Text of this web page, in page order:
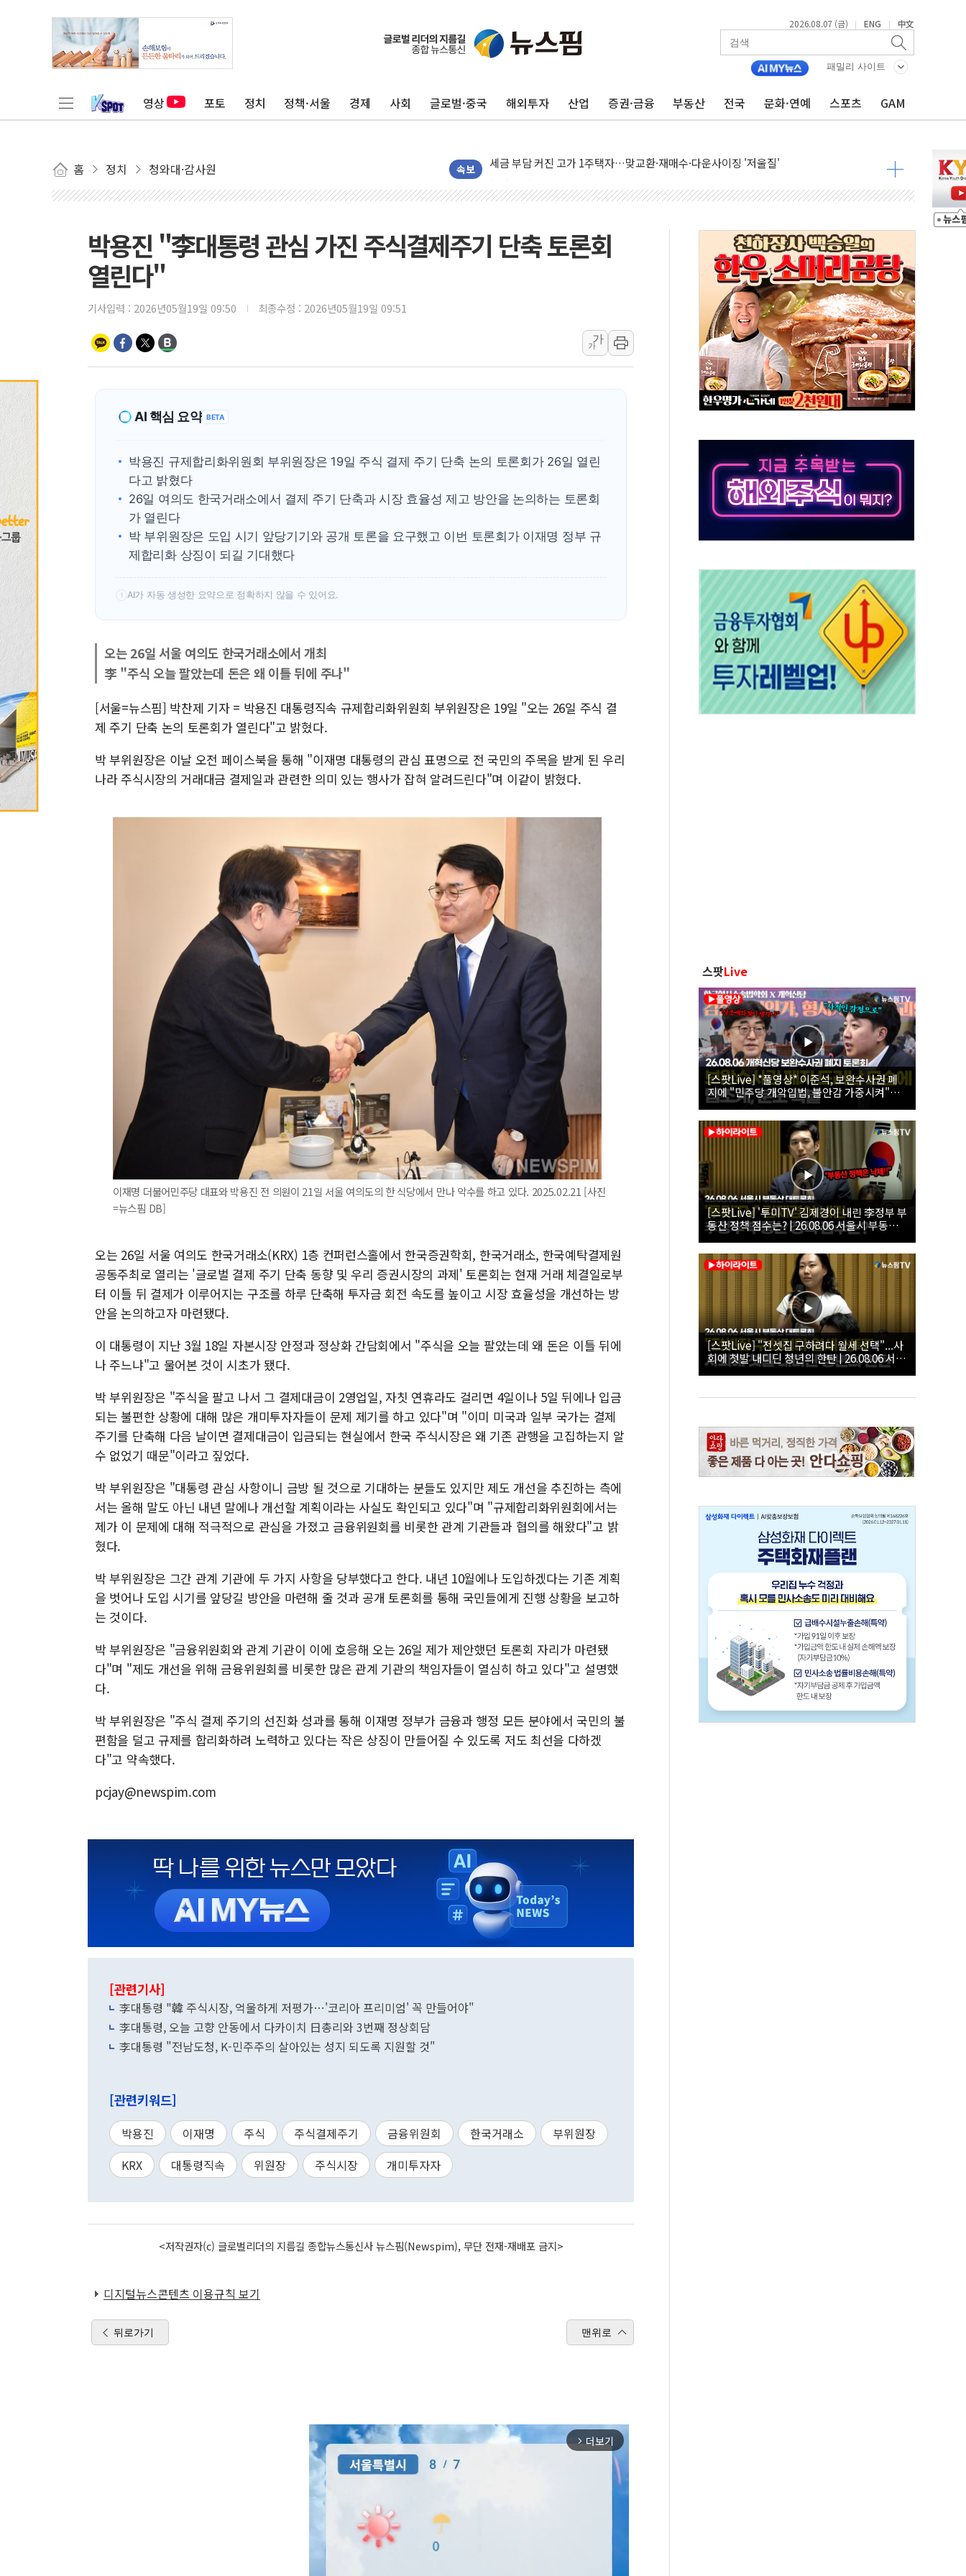
2026.08.07 (금) | ENG | 中文
패밀리 사이트
영상 포토 정치 정책·서울 경제 사회 글로벌·중국 해외투자 산업 증권·금융 부동산 전국 문화·연예 스포츠 GAM
홈 정치 청와대·감사원 속보
트럼프, '원정출산 시민권 차단' 행정명령 서명…출생시민권 제한 재시동
현대리바트, 원가 개선으로 실적 방어…다음 과제는 '외형 확대'
"세금 부담 덜자"…비거주 1주택자 귀환 조짐에 전월세시장 '긴장'
[금/유가] 이란의 호르무즈 해협 통항 제한 검토에 유가 3% 급등…금값 보합
뉴욕증시, 유가·금리 부담에 하락…다우 5거래일 랠리 '마침표'
[민주 당권주자 일정] 송영길·정청래·김민석 후보 - 8월 7일
李대통령, 오늘 부동산 정책 점검 2차 회의…주택 공급 대책 막바지 조율할 듯
[오늘의 국회일정] 상임위·세미나·기자회견·주요 정당 - 8월 7일
이란, 美·이스라엘 선박 호르무즈 통항 제한 추진…美 "통행 막을 권한 없어"
유럽증시, 견조한 실적 소화하며 대부분 상승… "2분기 기업 순이익 21% 증가" 전망
리투아니아 국방 "러, 우크라 드론으로 나토 회원국 공격 검토… 거짓 깃발 작전"
구광모, 내주 실리콘밸리서 젠슨 황 재회…로봇·AI 데이터센터·모빌리티 구체화
뉴욕증시 개장 전 특징주...모더나·아이온큐·도어대시↑ VS 샌디스크·피그마·앱러빈↓
청와대, 북한 단거리 탄도미사일 발사에 긴급 안보 점검회의
박용진 "李대통령 관심 가진 주식결제주기 단축 토론회
열린다"
기사입력 : 2026년05월19일 09:50 최종수정 : 2026년05월19일 09:51
가
가
AI 핵심 요약 BETA
박용진 규제합리화위원회 부위원장은 19일 주식 결제 주기 단축 논의 토론회가 26일 열린
다고 밝혔다
26일 여의도 한국거래소에서 결제 주기 단축과 시장 효율성 제고 방안을 논의하는 토론회
가 열린다
박 부위원장은 도입 시기 앞당기기와 공개 토론을 요구했고 이번 토론회가 이재명 정부 규
제합리화 상징이 되길 기대했다
! AI가 자동 생성한 요약으로 정확하지 않을 수 있어요.
오는 26일 서울 여의도 한국거래소에서 개최
李 "주식 오늘 팔았는데 돈은 왜 이틀 뒤에 주나"
[서울=뉴스핌] 박찬제 기자 = 박용진 대통령직속 규제합리화위원회 부위원장은 19일 "오는 26일 주식 결
제 주기 단축 논의 토론회가 열린다"고 밝혔다.
박 부위원장은 이날 오전 페이스북을 통해 "이재명 대통령의 관심 표명으로 전 국민의 주목을 받게 된 우리
나라 주식시장의 거래대금 결제일과 관련한 의미 있는 행사가 잡혀 알려드린다"며 이같이 밝혔다.
이재명 더불어민주당 대표와 박용진 전 의원이 21일 서울 여의도의 한 식당에서 만나 악수를 하고 있다. 2025.02.21 [사진
=뉴스핌 DB]
오는 26일 서울 여의도 한국거래소(KRX) 1층 컨퍼런스홀에서 한국증권학회, 한국거래소, 한국예탁결제원
공동주최로 열리는 '글로벌 결제 주기 단축 동향 및 우리 증권시장의 과제' 토론회는 현재 거래 체결일로부
터 이틀 뒤 결제가 이루어지는 구조를 하루 단축해 투자금 회전 속도를 높이고 시장 효율성을 개선하는 방
안을 논의하고자 마련됐다.
이 대통령이 지난 3월 18일 자본시장 안정과 정상화 간담회에서 "주식을 오늘 팔았는데 왜 돈은 이틀 뒤에
나 주느냐"고 물어본 것이 시초가 됐다.
박 부위원장은 "주식을 팔고 나서 그 결제대금이 2영업일, 자칫 연휴라도 걸리면 4일이나 5일 뒤에나 입금
되는 불편한 상황에 대해 많은 개미투자자들이 문제 제기를 하고 있다"며 "이미 미국과 일부 국가는 결제
주기를 단축해 다음 날이면 결제대금이 입금되는 현실에서 한국 주식시장은 왜 기존 관행을 고집하는지 알
수 없었기 때문"이라고 짚었다.
박 부위원장은 "대통령 관심 사항이니 금방 될 것으로 기대하는 분들도 있지만 제도 개선을 추진하는 측에
서는 올해 말도 아닌 내년 말에나 개선할 계획이라는 사실도 확인되고 있다"며 "규제합리화위원회에서는
제가 이 문제에 대해 적극적으로 관심을 가졌고 금융위원회를 비롯한 관계 기관들과 협의를 해왔다"고 밝
혔다.
박 부위원장은 그간 관계 기관에 두 가지 사항을 당부했다고 한다. 내년 10월에나 도입하겠다는 기존 계획
을 벗어나 도입 시기를 앞당길 방안을 마련해 줄 것과 공개 토론회를 통해 국민들에게 진행 상황을 보고하
는 것이다.
박 부위원장은 "금융위원회와 관계 기관이 이에 호응해 오는 26일 제가 제안했던 토론회 자리가 마련됐
다"며 "제도 개선을 위해 금융위원회를 비롯한 많은 관계 기관의 책임자들이 열심히 하고 있다"고 설명했
다.
박 부위원장은 "주식 결제 주기의 선진화 성과를 통해 이재명 정부가 금융과 행정 모든 분야에서 국민의 불
편함을 덜고 규제를 합리화하려 노력하고 있다는 작은 상징이 만들어질 수 있도록 저도 최선을 다하겠
다"고 약속했다.
pcjay@newspim.com
[관련기사]
李대통령 "韓 주식시장, 억울하게 저평가…'코리아 프리미엄' 꼭 만들어야"
李대통령, 오늘 고향 안동에서 다카이치 日총리와 3번째 정상회담
李대통령 "전남도청, K-민주주의 살아있는 성지 되도록 지원할 것"
[관련키워드]
박용진 이재명 주식 주식결제주기 금융위원회 한국거래소
부위원장
KRX
대통령직속 위원장 주식시장 개미투자자
<저작권자(c) 글로벌리더의 지름길 종합뉴스통신사 뉴스핌(Newspim), 무단 전재-재배포 금지>
디지털뉴스콘텐츠 이용규칙 보기
뒤로가기 맨위로
arrow_forward_ios 더보기
스팟Live
[스팟Live] *풀영상* 이준석, 보완수사권 폐
지에 "민주당 개악입법, 불안감 가중시켜"｜
26.08.06 개혁신당 보완수사권 폐지 토론회
[스팟Live] '투미TV' 김제경이 내린 李정부 부
동산 정책 점수는? | 26.08.06 서울시 부동산
대토론회
[스팟Live] "전셋집 구하려다 월세 선택"...사
회에 첫발 내디딘 청년의 한탄 | 26.08.06 서울
시 부동산 대토론회